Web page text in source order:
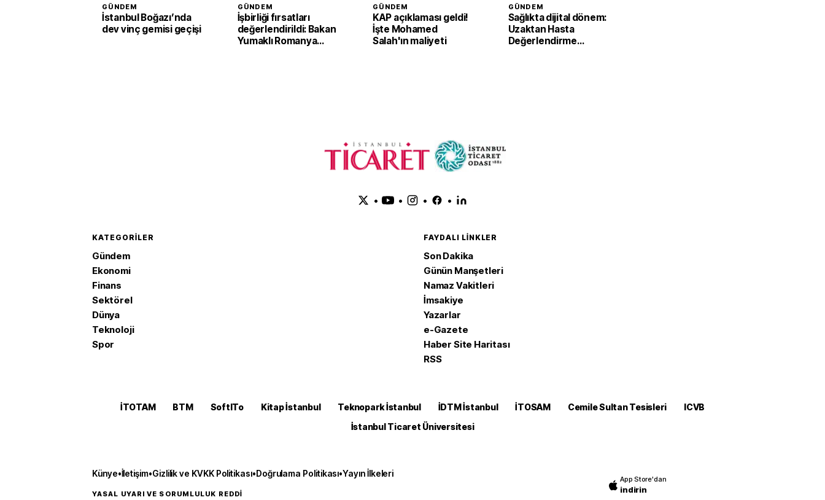
GÜNDEM
İstanbul Boğazı’nda
dev vinç gemisi geçişi
GÜNDEM
İşbirliği fırsatları
değerlendirildi: Bakan
Yumaklı Romanya
GÜNDEM
KAP açıklaması geldi!
İşte Mohamed
Salah'ın maliyeti
GÜNDEM
Sağlıkta dijital dönem:
Uzaktan Hasta
Değerlendirme
• • • •
KATEGORILER
Gündem
Ekonomi
Finans
Sektörel
Dünya
Teknoloji
Spor
FAYDALI LINKLER
Son Dakika
Günün Manşetleri
Namaz Vakitleri
İmsakiye
Yazarlar
e-Gazete
Haber Site Haritası
RSS
İTOTAM BTM SoftITo Kitap İstanbul Teknopark İstanbul İDTM İstanbul İTOSAM Cemile Sultan Tesisleri
ICVB
İstanbul Ticaret Üniversitesi
Künye•İletişim•Gizlilik ve KVKK Politikası•Doğrulama Politikası•Yayın İlkeleri
YASAL UYARI VE SORUMLULUK REDDİ
App Store'dan
indirin